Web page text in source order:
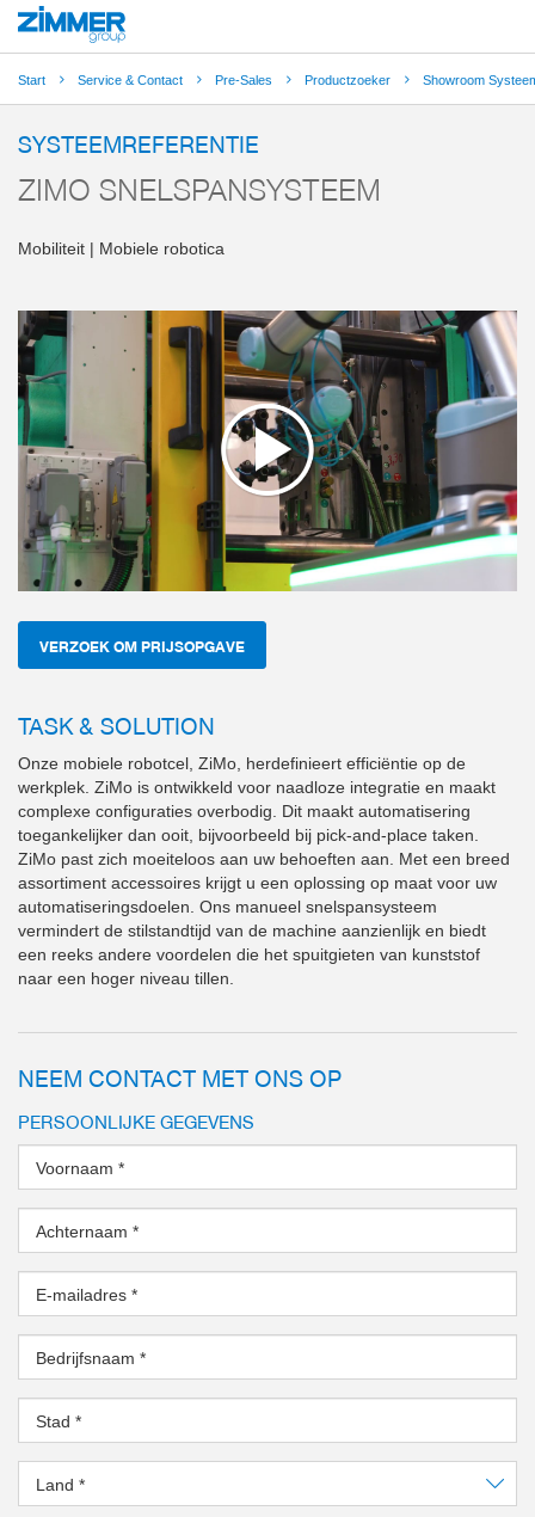
Start Service & Contact Pre-Sales Productzoeker Showroom
SYSTEEMREFERENTIE
ZIMO SNELSPANSYSTEEM
Mobiliteit | Mobiele robotica
VERZOEK OM PRIJSOPGAVE
TASK & SOLUTION
Onze mobiele robotcel, ZiMo, herdefinieert efficiëntie op de
werkplek. ZiMo is ontwikkeld voor naadloze integratie en maakt
complexe configuraties overbodig. Dit maakt automatisering
toegankelijker dan ooit, bijvoorbeeld bij pick-and-place taken.
ZiMo past zich moeiteloos aan uw behoeften aan. Met een breed
assortiment accessoires krijgt u een oplossing op maat voor uw
automatiseringsdoelen. Ons manueel snelspansysteem
vermindert de stilstandtijd van de machine aanzienlijk en biedt
een reeks andere voordelen die het spuitgieten van kunststof
naar een hoger niveau tillen.
NEEM CONTACT MET ONS OP
PERSOONLIJKE GEGEVENS
Voornaam *
Achternaam *
E-mailadres *
Bedrijfsnaam *
Stad *
Land *